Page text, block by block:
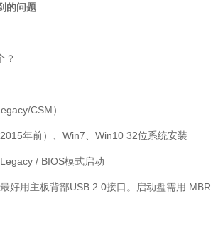
的问题
？
CSM）
2015年前）、 Win7 Win10 32位系统安装
Legacy / BIOS模式启动
好用主板背部USB 2.0接口。启动盘需用 MBR